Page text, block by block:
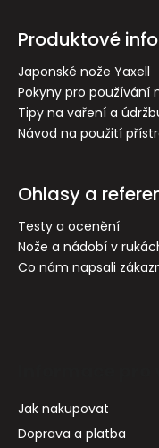
Produktové
Japonské nože Yaxell
Pokyny pro používání
Tipy na vaření a
Návod na použití
Ohlasy a
Testy a ocenění
Nože a nádobí v
Co nám napsali
Jak nakupovat
Doprava a platba